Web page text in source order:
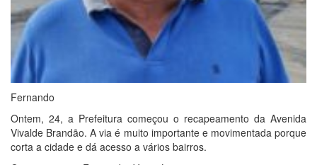
Fernando
Ontem, 24, a Prefeitura começou o recapeamento da Avenida
Vivalde Brandão. A via é muito importante e movimentada porque
corta a cidade e dá acesso a vários bairros.